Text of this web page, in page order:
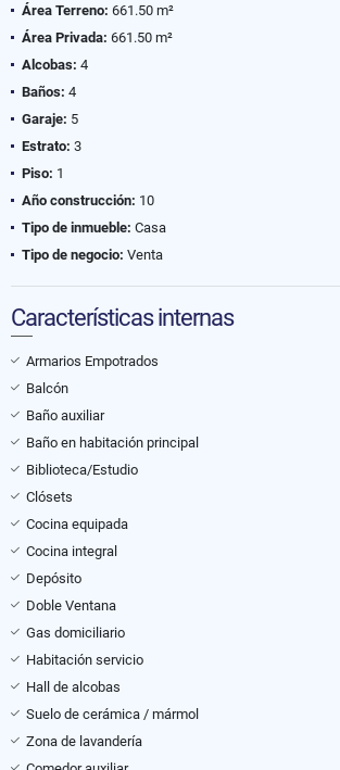
Área Terreno: 661.50 m²
Área Privada: 661.50 m²
Alcobas: 4
Baños: 4
Garaje: 5
Estrato: 3
Piso: 1
Año construcción: 10
Tipo de inmueble: Casa
Tipo de negocio: Venta
Características internas
Armarios Empotrados
Balcón
Baño auxiliar
Baño en habitación principal
Biblioteca/Estudio
Clósets
Cocina equipada
Cocina integral
Depósito
Doble Ventana
Gas domiciliario
Habitación servicio
Hall de alcobas
Suelo de cerámica / mármol
Zona de lavandería